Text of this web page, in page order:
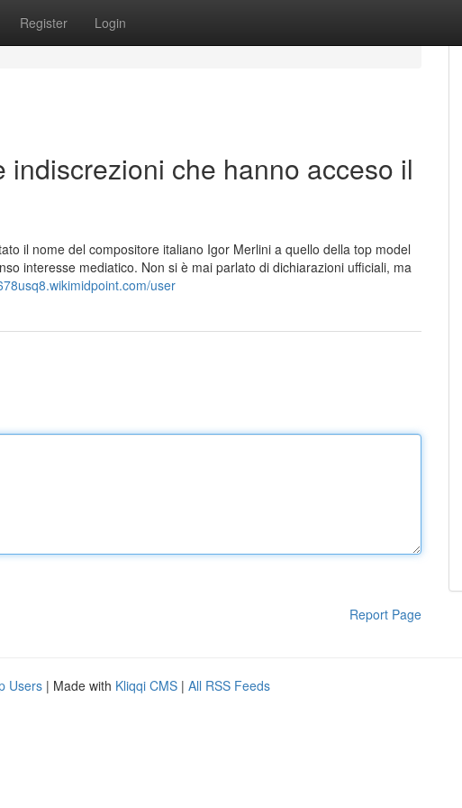
Register Login
che hanno acceso il
il nome del compositore italiano Igor Merlini a quello della top model
interesse mediatico. Non si è mai parlato di dichiarazioni ufficiali, ma
user
Report Page
Users | Made with Kliqqi CMS | All RSS Feeds